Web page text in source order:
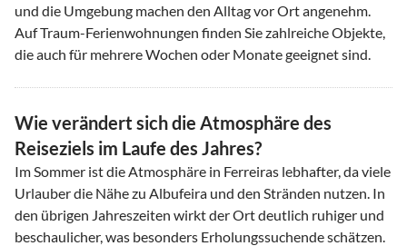
und die Umgebung machen den Alltag vor Ort angenehm.
Auf Traum-Ferienwohnungen finden Sie zahlreiche Objekte,
die auch für mehrere Wochen oder Monate geeignet sind.
Wie verändert sich die Atmosphäre des
Reiseziels im Laufe des Jahres?
Im Sommer ist die Atmosphäre in Ferreiras lebhafter, da viele
Urlauber die Nähe zu Albufeira und den Stränden nutzen. In
den übrigen Jahreszeiten wirkt der Ort deutlich ruhiger und
beschaulicher, was besonders Erholungssuchende schätzen.